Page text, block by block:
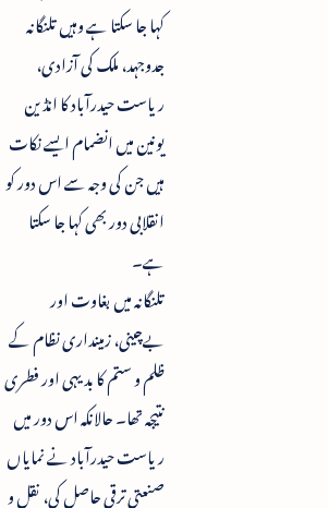
کہا جا سکتا ہے وہیں تلنگانہ
جدوجہد، ملک کی آزادی،
ریاست حیدرآباد کا انڈین
یونین میں انضمام ایسے نکات
ہیں جن کی وجہ سے اس دور کو
انقلابی دور بھی کہا جا سکتا
ہے۔
تلنگانہ میں بغاوت اور
بےچینی، زمینداری نظام کے
ظلم و ستم کا بدیہی اور فطری
نتیجہ تھا۔ حالانکہ اس دور میں
ریاست حیدرآباد نے نمایاں
صنعتی ترقی حاصل کی، نقل و